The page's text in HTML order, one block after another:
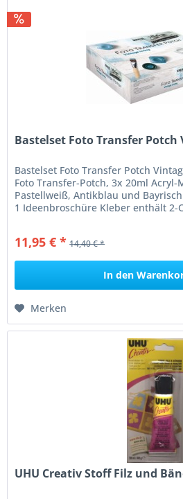
Bastelset Foto Transfer Potch
Bastelset Foto Transfer Potch
Foto Transfer-Potch, 3x 20ml
Pastellweiß, Antikblau und
1 Ideenbroschüre Kleber enthält 2-
11,95 € * 14,40 € *
In den
Merken
UHU Creativ Stoff Filz und